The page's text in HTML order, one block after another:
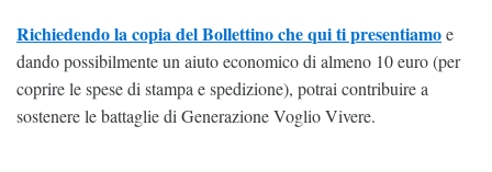
Richiedendo la copia del Bollettino che qui ti presentiamoe
dando possibilmente un aiuto economico di almeno 10 euro (per
coprire le spese di stampa e spedizione), potrai contribuire a
sostenere le battaglie di Generazione Voglio Vivere.